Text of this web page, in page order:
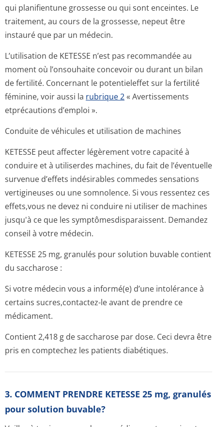
qui planifientune grossesse ou qui sont enceintes. Le
traitement, au cours de la grossesse, nepeut être
instauré que par un médecin.
L’utilisation de KETESSE n’est pas recommandée au
moment où l’onsouhaite concevoir ou durant un bilan
de fertilité. Concernant le potentieleffet sur la fertilité
féminine, voir aussi la rubrique 2« Avertissements
etprécautions d’emploi ».
Conduite de véhicules et utilisation de machines
KETESSE peut affecter légèrement votre capacité à
conduire et à utiliserdes machines, du fait de l’éventuelle
survenue d’effets indésirables commedes sensations
vertigineuses ou une somnolence. Si vous ressentez ces
effets,vous ne devez ni conduire ni utiliser de machines
jusqu'à ce que les symptômesdispa­raissent. Demandez
conseil à votre médecin.
KETESSE 25 mg, granulés pour solution buvable contient
du saccharose :
Si votre médecin vous a informé(e) d’une intolérance à
certains sucres,contactez-le avant de prendre ce
médicament.
Contient 2,418 g de saccharose par dose. Ceci devra être
pris en comptechez les patients diabétiques.
3. COMMENT PRENDRE KETESSE 25 mg, granulés
pour solution buvable?